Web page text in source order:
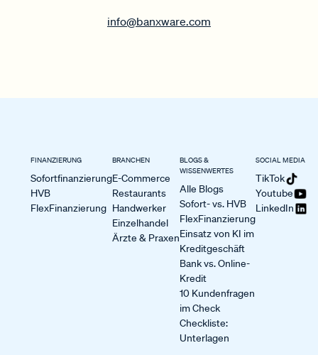
info@banxware.com
FINANZIERUNG
Sofortfinanzierung
HVB
FlexFinanzierung
BRANCHEN
E-Commerce
Restaurants
Handwerker
Einzelhandel
Ärzte & Praxen
BLOGS &
WISSENWERTES
Alle Blogs
Sofort- vs. HVB
FlexFinanzierung
Einsatz von KI im
Kreditgeschäft
Bank vs. Online-
Kredit
10 Kundenfragen
im Check
Checkliste:
Unterlagen
SOCIAL MEDIA
TikTok
Youtube
LinkedIn